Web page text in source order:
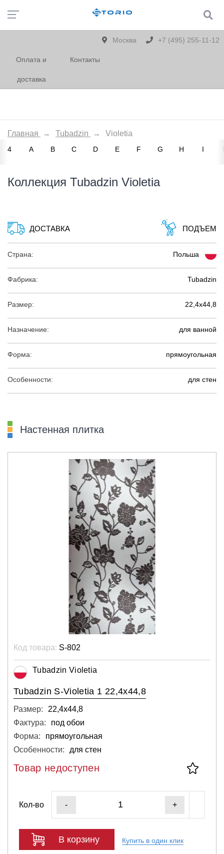
Москва +7 (495) 255-11-12
Оплата и
доставка
Контакты
Главная → Tubadzin → Violetia
4 A B C D E F G H I
Коллекция Tubadzin Violetia
ДОСТАВКА ПОДЪЕМ
Страна: Польша
Фабрика: Tubadzin
Размер: 22,4х44,8
Назначение: для ванной
Форма: прямоугольная
Особенности: для стен
Настенная плитка
Код товара: S-802
Tubadzin Violetia
Tubadzin S-Violetia 1 22,4x44,8
Размер:
22,4х44,8
Фактура:
под обои
Форма:
прямоугольная
Особенности:
для стен
Товар недоступен
Кол-во - +
В корзину Купить в один клик